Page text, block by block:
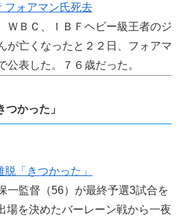
フォアマン氏死去
ＷＢＣ、ＩＢＦヘビー級王者のジ
が亡くなったと２２日、フォアマ
公表した。７６歳だった。
かった」
「きつかった」
一監督（56）が最終予選3試合を
場を決めたバーレーン戦から一夜